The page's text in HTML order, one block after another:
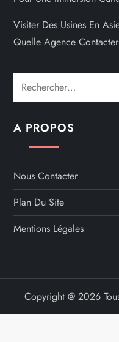
Visiter Des Usines En
Quelle Agence
Rechercher :
A PROPOS
Nous Contacter
Plan Du Site
Mentions Légales
Copyright @ 2026